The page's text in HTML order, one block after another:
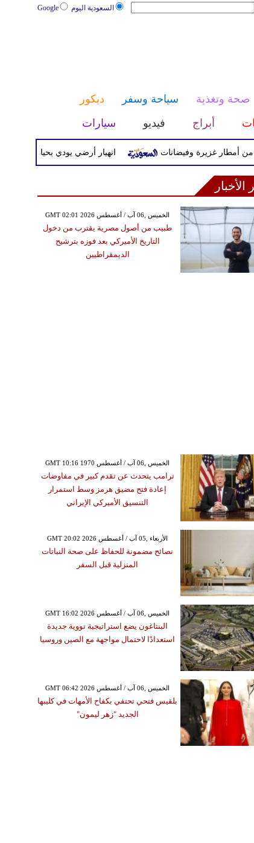
السعودية اليوم Google
صحة وتغذية سياحة وسفر
ديكور
أبراج فيديو سيارات
انهيار أرضي يودي بحياة 14 شخصًا داخل دير في إثيوبيا غزيرة وفيضانات
الأخبار
GMT 02:01 2026 الخميس ,06 آب / أغسطس
طبيب من أصول مصرية يقترب من دخول
التاريخ الأميركي بعد فوزه بترشيح
الديمقراطيين
GMT 10:16 1970 الخميس ,06 آب / أغسطس
ترامب يتحدث عن تقدم كبير في مفاوضات
إعادة فتح مضيق هرمز وسط استمرار
التنسيق الأميركي الإيراني
GMT 20:02 2026 الأربعاء ,05 آب / أغسطس
نصائح مضمونة للحفاظ على صحة النباتات
المنزلية قبل السفر
GMT 16:02 2026 الخميس ,06 آب / أغسطس
البنتاغون يضع استراتيجية نووية جديدة
استعدادًا لاحتمال مواجهة مع الصين وروسيا
GMT 06:42 2026 الخميس ,06 آب / أغسطس
بلقيس فتحي تحتفي بكفاح الأمهات في كليبها
الجديد "زهر ليمون"